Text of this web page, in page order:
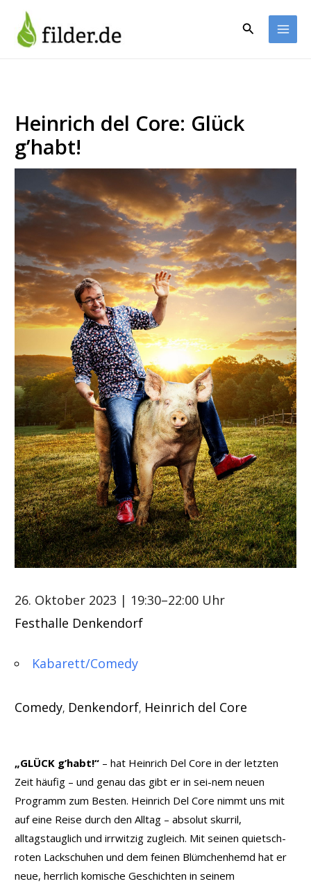
Inhalt
springen
Suchen
Heinrich del Core: Glück
g’habt!
26. Oktober 2023 | 19:30–22:00 Uhr
Festhalle Denkendorf
Kabarett/Comedy
Comedy, Denkendorf, Heinrich del Core
„GLÜCK g’habt!“ – hat Heinrich Del Core in der letzten
Zeit häufig – und genau das gibt er in sei-nem neuen
Programm zum Besten. Heinrich Del Core nimmt uns mit
auf eine Reise durch den Alltag – absolut skurril,
alltagstauglich und irrwitzig zugleich. Mit seinen quietsch-
roten Lackschuhen und dem feinen Blümchenhemd hat er
neue, herrlich komische Geschichten in seinem